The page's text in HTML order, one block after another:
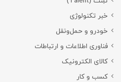
خبر تکنولوژی
خودرو و حمل‌و‌نقل
فناوری اطلاعات و ارتباطات
کالای الکترونیک
کسب و کار